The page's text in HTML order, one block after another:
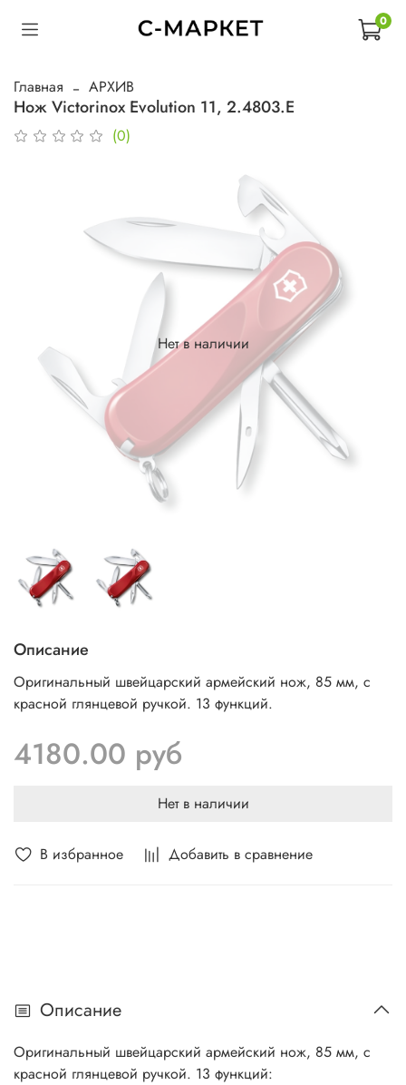
0
Главная АРХИВ
Нож Victorinox Evolution 11, 2.4803.E
(0)
В избранное Добавить в сравнение
Нет в наличии
Описание
Оригинальный швейцарский армейский нож, 85 мм, с
красной глянцевой ручкой. 13 функций.
4180.00 руб
Нет в наличии
Описание
Оригинальный швейцарский армейский нож, 85 мм, с
красной глянцевой ручкой. 13 функций: